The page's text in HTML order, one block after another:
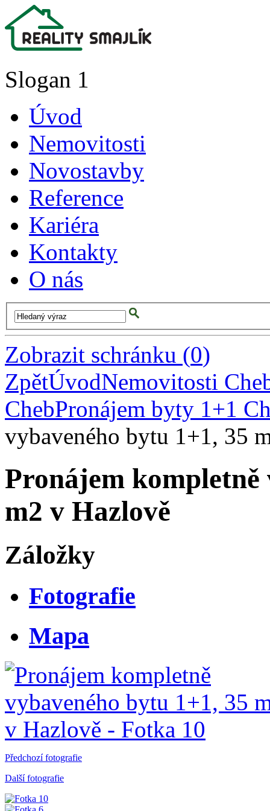
Slogan 1
Úvod
Nemovitosti
Novostavby
Reference
Kariéra
Kontakty
O nás
Zobrazit schránku (0)
ZpětÚvodNemovitosti
ChebPronájem byty 1+1
vybaveného bytu 1+1, 35
Pronájem kompletně
m2 v Hazlově
Záložky
Fotografie
Mapa
Předchozí fotografie
Další fotografie